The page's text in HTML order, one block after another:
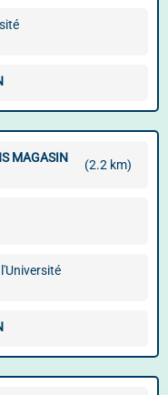
MAGASIN
(2.2 km)
l'Université